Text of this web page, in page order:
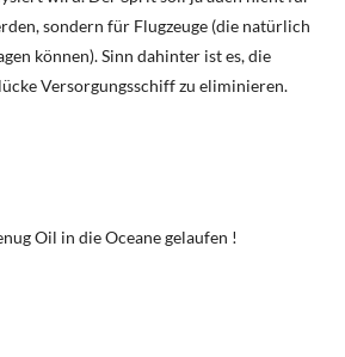
sondern für Flugzeuge (die natürlich
können). Sinn dahinter ist es, die
Versorgungsschiff zu eliminieren.
Oil in die Oceane gelaufen !